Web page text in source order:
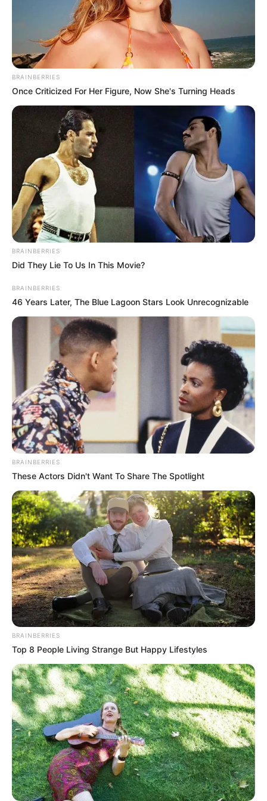
A megszólításokról is elárult egy személyes
„Nyilvánosan Lőrincnek vagy a férjemnek hívom őt,
odahaza Szívemnek, ő meg Életemnek becéz.”
BRAINBERRIES
Once Criticized For Her Figure, Now She's Turning Heads
BRAINBERRIES
Did They Lie To Us In This Movie?
BRAINBERRIES
46 Years Later, The Blue Lagoon Stars Look Unrecognizable
BRAINBERRIES
These Actors Didn't Want To Share The Spotlight
BRAINBERRIES
Top 8 People Living Strange But Happy Lifestyles